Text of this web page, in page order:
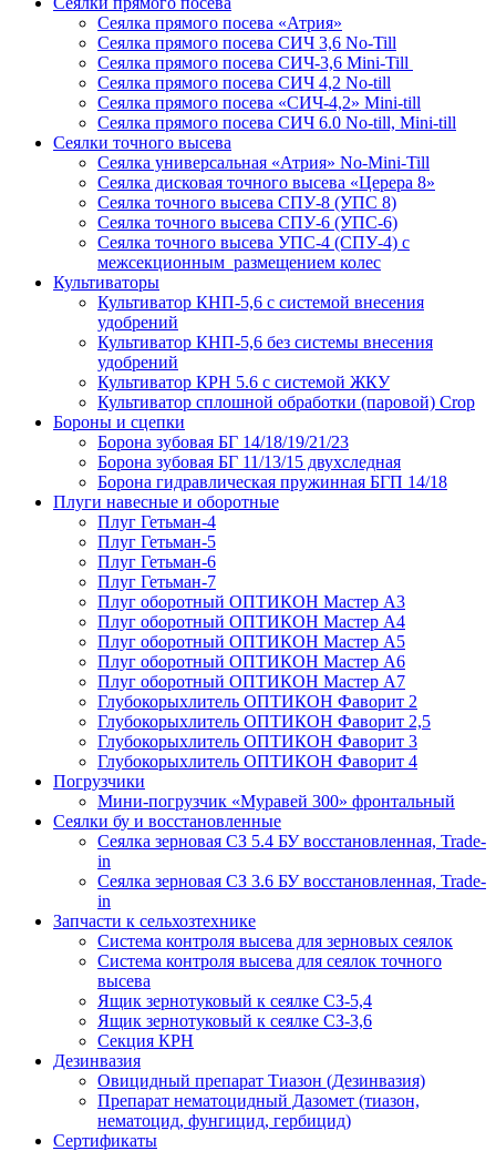
Сеялка прямого посева «Атрия»
Сеялка прямого посева СИЧ 3,6 No-Till
Сеялка прямого посева СИЧ-3,6 Mini-Till
Сеялка прямого посева СИЧ 4,2 No-till
Сеялка прямого посева «СИЧ-4,2» Mini-till
Сеялка прямого посева СИЧ 6.0 No-till, Mini-till
Сеялки точного высева
Сеялка универсальная «Атрия» No-Mini-Till
Сеялка дисковая точного высева «Церера 8»
Сеялка точного высева СПУ-8 (УПС 8)
Сеялка точного высева СПУ-6 (УПС-6)
Сеялка точного высева УПС-4 (СПУ-4) с
межсекционным размещением колес
Культиваторы
Культиватор КНП-5,6 с системой внесения
удобрений
Культиватор КНП-5,6 без системы внесения
удобрений
Культиватор КРН 5.6 с системой ЖКУ
Культиватор сплошной обработки (паровой) Crop
Бороны и сцепки
Борона зубовая БГ 14/18/19/21/23
Борона зубовая БГ 11/13/15 двухследная
Борона гидравлическая пружинная БГП 14/18
Плуги навесные и оборотные
Плуг Гетьман-4
Плуг Гетьман-5
Плуг Гетьман-6
Плуг Гетьман-7
Плуг оборотный ОПТИКОН Мастер А3
Плуг оборотный ОПТИКОН Мастер А4
Плуг оборотный ОПТИКОН Мастер А5
Плуг оборотный ОПТИКОН Мастер А6
Плуг оборотный ОПТИКОН Мастер А7
Глубокорыхлитель ОПТИКОН Фаворит 2
Глубокорыхлитель ОПТИКОН Фаворит 2,5
Глубокорыхлитель ОПТИКОН Фаворит 3
Глубокорыхлитель ОПТИКОН Фаворит 4
Погрузчики
Мини-погрузчик «Муравей 300» фронтальный
Сеялки бу и восстановленные
Сеялка зерновая СЗ 5.4 БУ восстановленная, Trade-
in
Сеялка зерновая СЗ 3.6 БУ восстановленная, Trade-
in
Запчасти к сельхозтехнике
Система контроля высева для зерновых сеялок
Система контроля высева для сеялок точного
высева
Ящик зернотуковый к сеялке СЗ-5,4
Ящик зернотуковый к сеялке СЗ-3,6
Секция КРН
Дезинвазия
Овицидный препарат Тиазон (Дезинвазия)
Препарат нематоцидный Дазомет (тиазон,
нематоцид, фунгицид, гербицид)
Сертификаты